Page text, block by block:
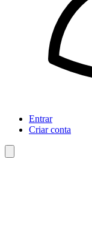
Entrar
Criar conta